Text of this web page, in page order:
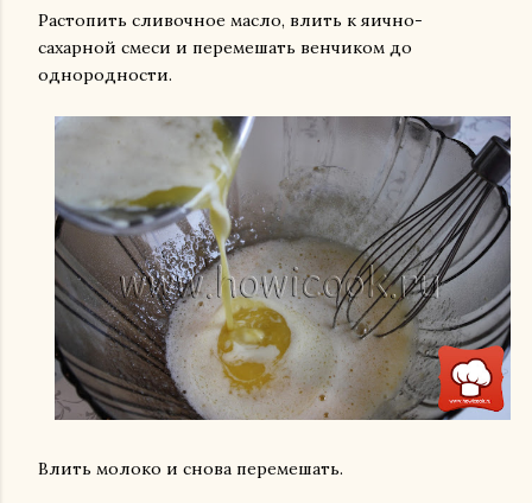
Растопить сливочное масло, влить к яично-
сахарной смеси и перемешать венчиком до
однородности.
Влить молоко и снова перемешать.